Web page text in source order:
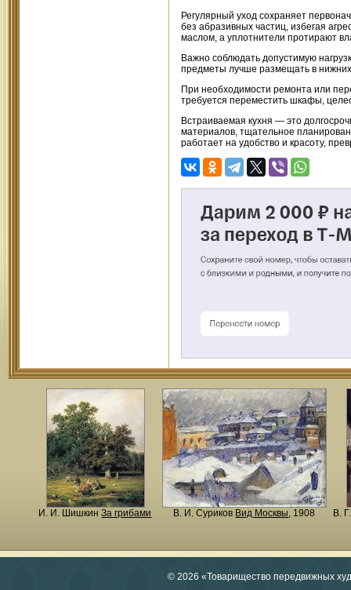
Регулярный уход сохраняет
без абразивных частиц, избегая
маслом, а уплотнители протирают
Важно соблюдать допустимую
предметы лучше размещать в нижних
При необходимости ремонта или
требуется переместить шкафы,
Встраиваемая кухня — это
материалов, тщательное
работает на удобство и красоту,
И. И. ШишкинЗа грибами В. И. Суриков Вид Москвы, 1908 В.
© 2026 «Товарищество передвижных